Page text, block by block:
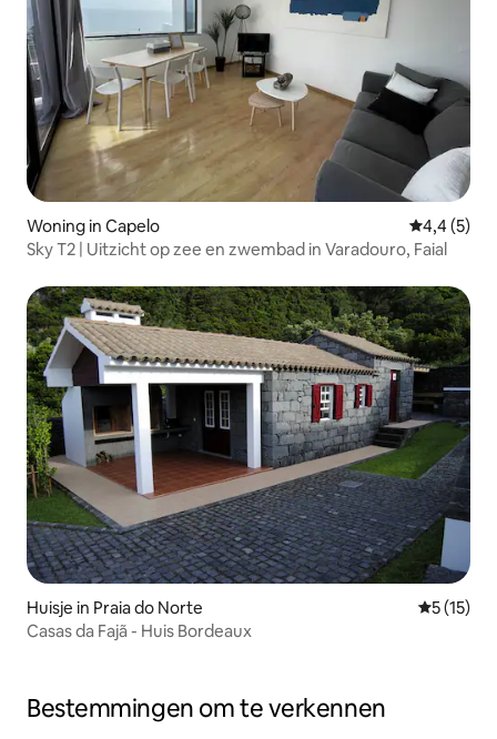
Woning in Capelo
4,4 (5)
Sky T2 | Uitzicht op zee en zwembad in Varadouro, Faial
Huisje in Praia do Norte
5 (15)
Casas da Fajã - Huis Bordeaux
Bestemmingen om te verkennen